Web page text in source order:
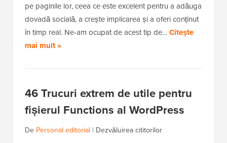
pe paginile lor, ceea ce este excelent pentru a adăuga
dovadă socială, a crește implicarea și a oferi conținut
în timp real. Ne-am ocupat de acest tip de…Citește
mai mult »
46 Trucuri extrem de utile pentru
fișierul Functions al WordPress
De Personal editorial | Dezvăluirea cititorilor